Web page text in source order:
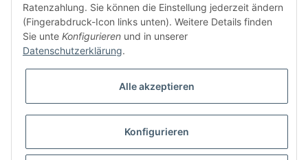
Bitte senden Sie mir entsprechend IhrerDatenschutzerklärungregelmäßig und
jederzeit widerruflich Informationen zu Ihrem Produktsortiment per E-Mail zu.
Ratenzahlung. Sie können die Einstellung jederzeit ändern
(Fingerabdruck-Icon links unten). Weitere Details finden
Sie unte Konfigurieren und in unserer
Datenschutzerklärung.
Alle akzeptieren
Konfigurieren